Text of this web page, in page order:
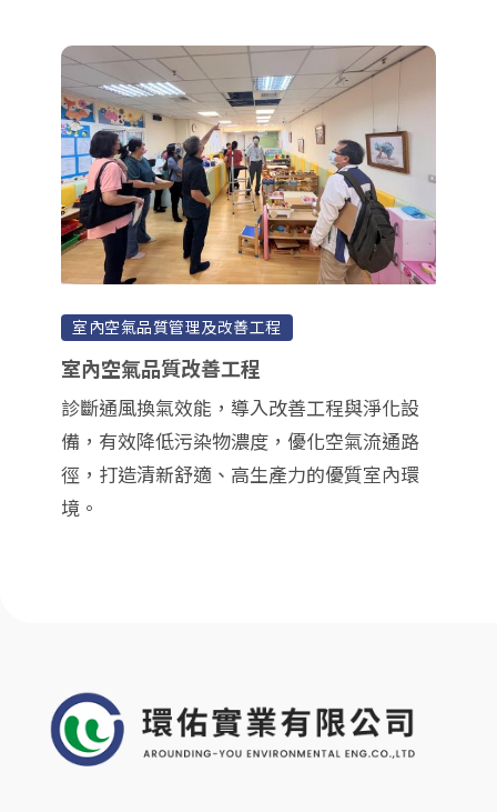
室內空氣品質管理及改善工程
室內空氣品質改善工程
診斷通風換氣效能，導入改善工程與淨化設
備，有效降低污染物濃度，優化空氣流通路
徑，打造清新舒適、高生產力的優質室內環
境。